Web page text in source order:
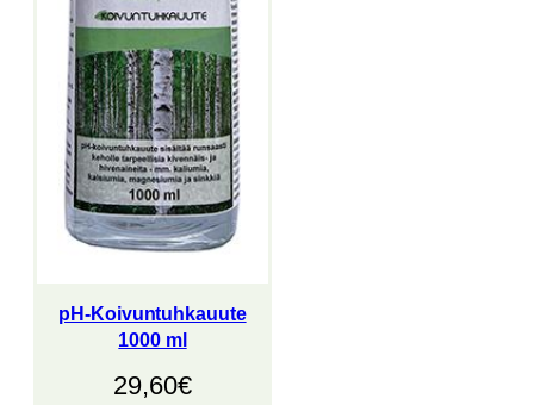
pH-Koivuntuhkauute
1000 ml
29,60€